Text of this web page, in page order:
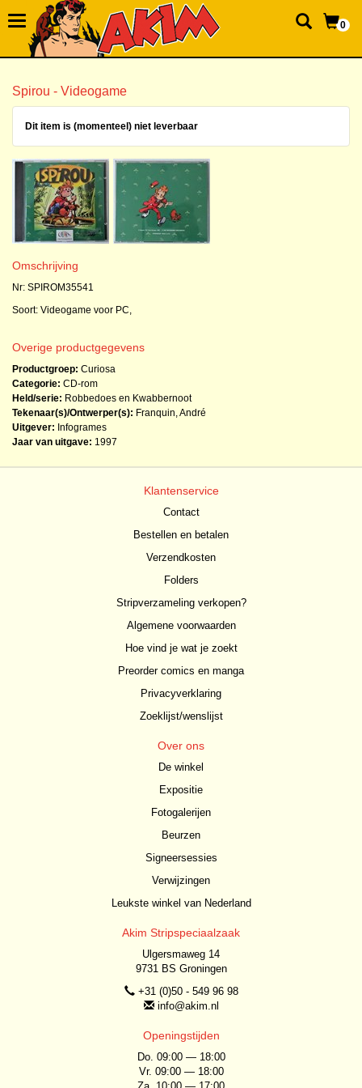
0
Spirou - Videogame
Dit item is (momenteel) niet leverbaar
Omschrijving
Nr: SPIROM35541
Soort: Videogame voor PC,
Overige productgegevens
Productgroep: Curiosa
Categorie: CD-rom
Held/serie: Robbedoes en Kwabbernoot
Tekenaar(s)/Ontwerper(s): Franquin, André
Uitgever: Infogrames
Jaar van uitgave: 1997
Klantenservice
Contact
Bestellen en betalen
Verzendkosten
Folders
Stripverzameling verkopen?
Algemene voorwaarden
Hoe vind je wat je zoekt
Preorder comics en manga
Privacyverklaring
Zoeklijst/wenslijst
Over ons
De winkel
Expositie
Fotogalerijen
Beurzen
Signeersessies
Verwijzingen
Leukste winkel van Nederland
Akim Stripspeciaalzaak
Ulgersmaweg 14
9731 BS Groningen
+31 (0)50 - 549 96 98
info@akim.nl
Openingstijden
Do. 09:00 — 18:00
Vr. 09:00 — 18:00